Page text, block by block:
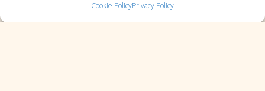
Cookie PolicyPrivacy Policy
Cookie Policy (UE)